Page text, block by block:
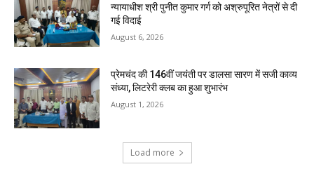
न्यायाधीश श्री पुनीत कुमार गर्ग को अश्रुपूरित नेत्रों से दी
गई विदाई
August 6, 2026
प्रेमचंद की 146वीं जयंती पर डालसा सारण में सजी काव्य
संध्या, लिटरेरी क्लब का हुआ शुभारंभ
August 1, 2026
Load more